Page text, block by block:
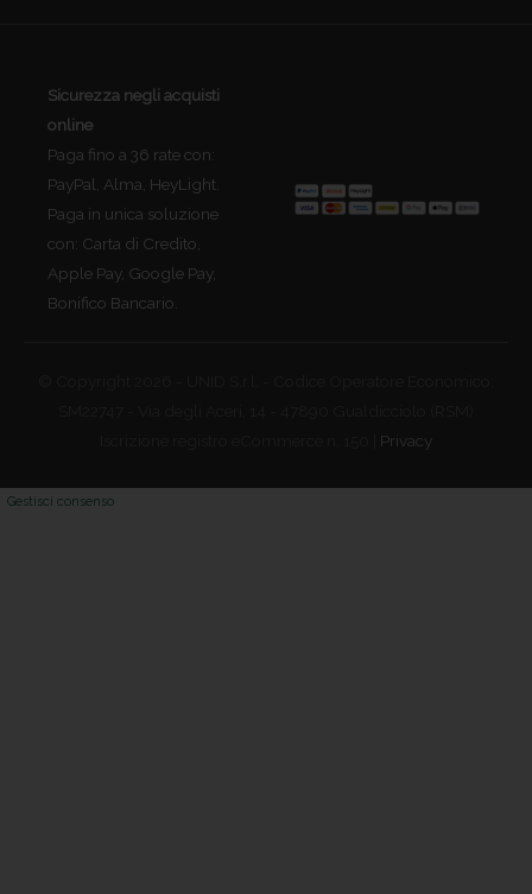
Sicurezza negli acquisti
online
Paga fino a 36 rate con:
PayPal, Alma, HeyLight.
Paga in unica soluzione
con: Carta di Credito,
Apple Pay, Google Pay,
Bonifico Bancario.
Privacy
Gestisci consenso